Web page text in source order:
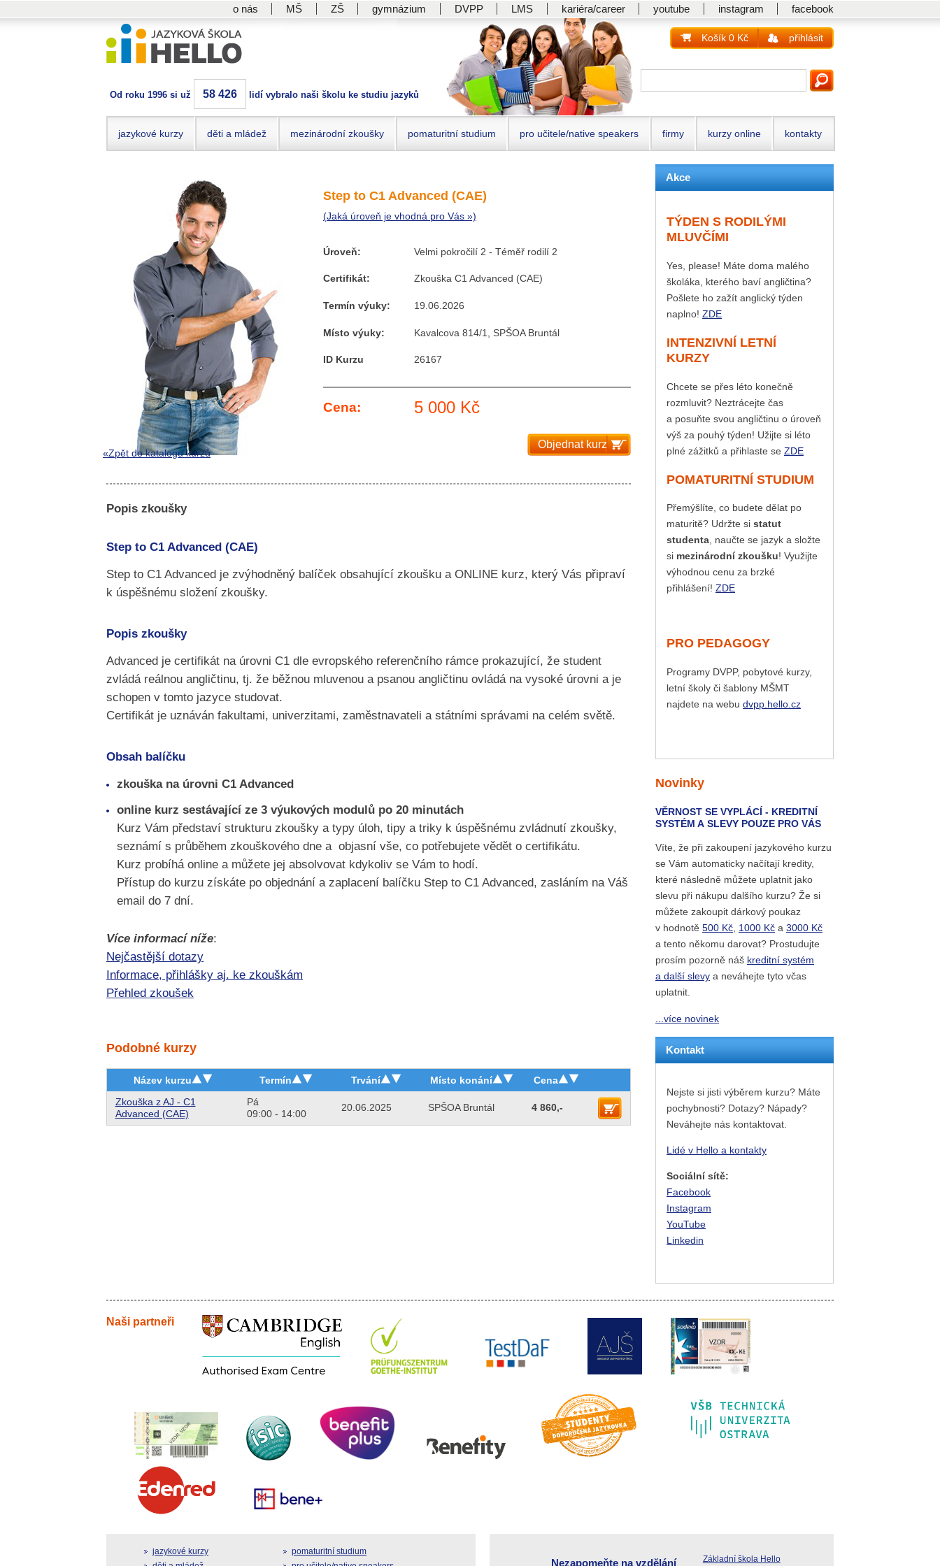
o nás MŠ ZŠ gymnázium DVPP LMS kariéra/career youtube instagram facebook
Od roku 1996 si už 58 426 lidí vybralo naši školu ke studiu jazyků
Košík 0 Kč přihlásit
jazykové kurzy děti a mládež mezinárodní zkoušky pomaturitní studium pro učitele/native speakers firmy kurzy online kontakty
Step to C1 Advanced (CAE)
(Jaká úroveň je vhodná pro Vás »)
Úroveň: Velmi pokročilí 2 - Téměř rodilí 2
Certifikát: Zkouška C1 Advanced (CAE)
Termín výuky: 19.06.2026
Místo výuky: Kavalcova 814/1, SPŠOA Bruntál
ID Kurzu 26167
Cena: 5 000 Kč
«Zpět do katalogu kurzů
Objednat kurz
Popis zkoušky
Step to C1 Advanced (CAE)
Step to C1 Advanced je zvýhodněný balíček obsahující zkoušku a ONLINE kurz, který Vás připraví
k úspěšnému složení zkoušky.
Popis zkoušky
Advanced je certifikát na úrovni C1 dle evropského referenčního rámce prokazující, že student
zvládá reálnou angličtinu, tj. že běžnou mluvenou a psanou angličtinu ovládá na vysoké úrovni a je
schopen v tomto jazyce studovat.
Certifikát je uznáván fakultami, univerzitami, zaměstnavateli a státními správami na celém světě.
Obsah balíčku
zkouška na úrovni C1 Advanced
online kurz sestávající ze 3 výukových modulů po 20 minutách
Kurz Vám představí strukturu zkoušky a typy úloh, tipy a triky k úspěšnému zvládnutí zkoušky,
seznámí s průběhem zkouškového dne a objasní vše, co potřebujete vědět o certifikátu.
Kurz probíhá online a můžete jej absolvovat kdykoliv se Vám to hodí.
Přístup do kurzu získáte po objednání a zaplacení balíčku Step to C1 Advanced, zasláním na Váš
email do 7 dní.
Více informací níže:
Nejčastější dotazy
Informace, přihlášky aj. ke zkouškám
Přehled zkoušek
Podobné kurzy
Název kurzu Termín Trvání Místo konání
Cena
Zkouška z AJ - C1
Advanced (CAE)
Pá
09:00 - 14:00
20.06.2025 SPŠOA Bruntál 4 860,-
Akce
TÝDEN S RODILÝMI
MLUVČÍMI
Yes, please! Máte doma malého
školáka, kterého baví angličtina?
Pošlete ho zažít anglický týden
naplno! ZDE
INTENZIVNÍ LETNÍ
KURZY
Chcete se přes léto konečně
rozmluvit? Neztrácejte čas
a posuňte svou angličtinu o úroveň
výš za pouhý týden! Užijte si léto
plné zážitků a přihlaste se ZDE
POMATURITNÍ STUDIUM
Přemýšlíte, co budete dělat po
maturitě? Udržte si statut
studenta, naučte se jazyk a složte
si mezinárodní zkoušku! Využijte
výhodnou cenu za brzké
přihlášení! ZDE
PRO PEDAGOGY
Programy DVPP, pobytové kurzy,
letní školy či šablony MŠMT
najdete na webu dvpp.hello.cz
Novinky
VĚRNOST SE VYPLÁCÍ - KREDITNÍ
SYSTÉM A SLEVY POUZE PRO VÁS
Víte, že při zakoupení jazykového kurzu
se Vám automaticky načítají kredity,
které následně můžete uplatnit jako
slevu při nákupu dalšího kurzu? Že si
můžete zakoupit dárkový poukaz
v hodnotě 500 Kč, 1000 Kč a 3000 Kč
a tento někomu darovat? Prostudujte
prosím pozorně náš kreditní systém
a další slevy a neváhejte tyto včas
uplatnit.
...více novinek
Kontakt
Nejste si jisti výběrem kurzu? Máte
pochybnosti? Dotazy? Nápady?
Neváhejte nás kontaktovat.
Lidé v Hello a kontakty
Sociální sítě:
Facebook
Instagram
YouTube
Linkedin
Naši partneři
jazykové kurzy
pomaturitní studium
Nezapomeňte na vzdělání Základní škola Hello